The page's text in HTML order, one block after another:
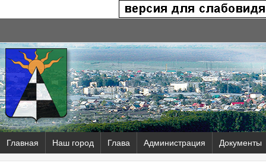
Главная Наш город Глава Администрация Документы